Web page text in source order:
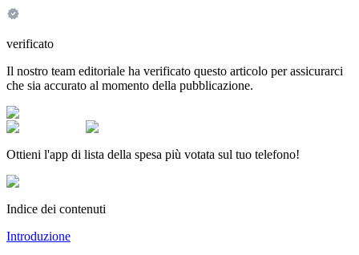
verificato
Il nostro team editoriale ha verificato questo articolo per assicurarci
che sia accurato al momento della pubblicazione.
Ottieni l'app di lista della spesa più votata sul tuo telefono!
Indice dei contenuti
Introduzione